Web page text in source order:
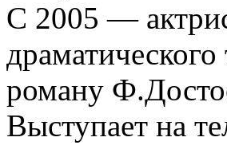
С 2005 —
роману
Выступает на